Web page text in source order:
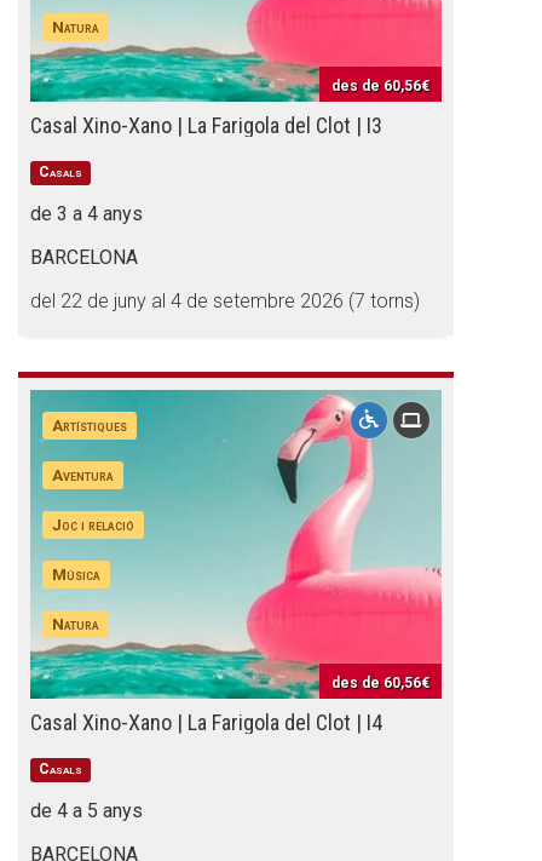
Natura
des de 60,56€
Casal Xino-Xano | La Farigola del Clot | I3
Casals
de 3 a 4 anys
BARCELONA
del 22 de juny al 4 de setembre 2026 (7 torns)
Artístiques
Aventura
Joc i relació
Música
Natura
des de 60,56€
Casal Xino-Xano | La Farigola del Clot | I4
Casals
de 4 a 5 anys
BARCELONA